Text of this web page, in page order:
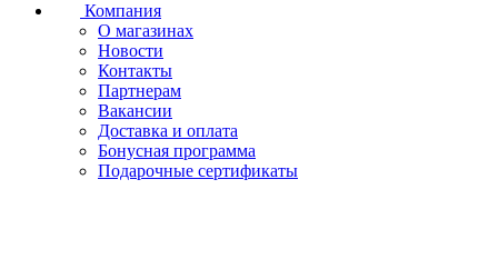
Компания
О магазинах
Новости
Контакты
Партнерам
Вакансии
Доставка и оплата
Бонусная программа
Подарочные сертификаты